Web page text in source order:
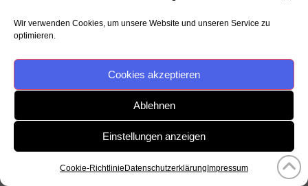
Wir verwenden Cookies, um unsere Website und unseren Service zu
optimieren.
Cookies akzeptieren
Ablehnen
Einstellungen anzeigen
Cookie-Richtlinie Datenschutzerklärung Impressum